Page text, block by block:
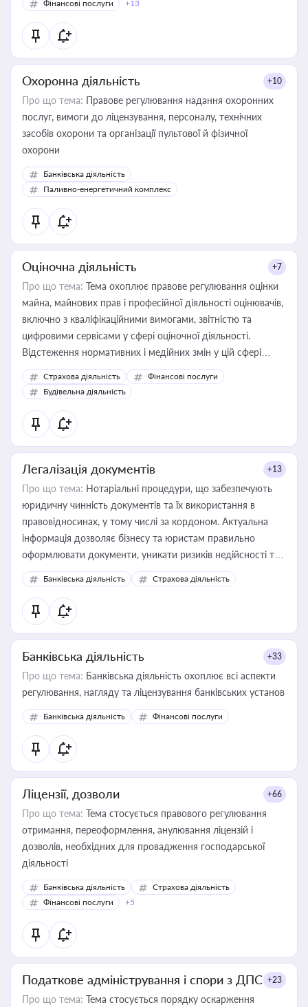
Фінансові послуги +13
Охоронна діяльність +10
Про що тема: Правове регулювання надання охоронних
послуг, вимоги до ліцензування, персоналу, технічних
засобів охорони та організації пультової й фізичної
охорони
Банківська діяльність
Паливно-енергетичний комплекс
Оціночна діяльність +7
Про що тема: Тема охоплює правове регулювання оцінки
майна, майнових прав і професійної діяльності оцінювачів,
включно з кваліфікаційними вимогами, звітністю та
цифровими сервісами у сфері оціночної діяльності.
Відстеження нормативних і медійних змін у цій сфері
корисне для власника бізнесу, керівника, юриста або
бухгалтера під час оподаткування, приватизації, оренди
державного майна, корпоративних угод і перевірки
статусу суб'єктів оціночної діяльності
Страхова діяльність
Фінансові послуги
Будівельна діяльність
Легалізація документів +13
Про що тема: Нотаріальні процедури, що забезпечують
юридичну чинність документів та їх використання в
правовідносинах, у тому числі за кордоном. Актуальна
інформація дозволяє бізнесу та юристам правильно
оформлювати документи, уникати ризиків недійсності та
забезпечувати їх належне прийняття органами влади та
контрагентами
Банківська діяльність Страхова діяльність
Банківська діяльність +33
Про що тема: Банківська діяльність охоплює всі аспекти
регулювання, нагляду та ліцензування банківських установ
Банківська діяльність Фінансові послуги
Ліцензії, дозволи +66
Про що тема: Тема стосується правового регулювання
отримання, переоформлення, анулювання ліцензій і
дозволів, необхідних для провадження господарської
діяльності
Банківська діяльність
Страхова діяльність
Фінансові послуги
+5
Податкове адміністрування і спори з ДПС +23
Про що тема: Тема стосується порядку оскарження